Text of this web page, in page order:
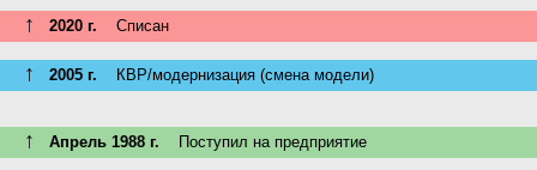
↑ 2020 г. Списан
↑ 2005 г. КВР/модернизация (смена модели)
↑ Апрель 1988 г. Поступил на предприятие